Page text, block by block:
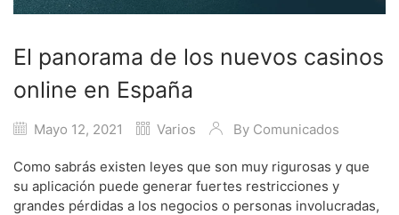
El panorama de los nuevos casinos
online en España
Mayo 12, 2021 Varios By Comunicados
Como sabrás existen leyes que son muy rigurosas y que
su aplicación puede generar fuertes restricciones y
grandes pérdidas a los negocios o personas involucradas,